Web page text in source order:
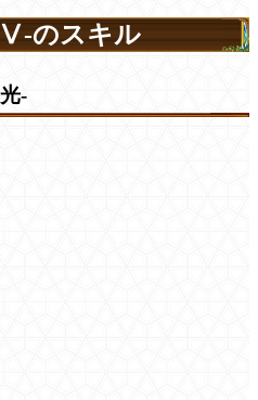
のスキル
-